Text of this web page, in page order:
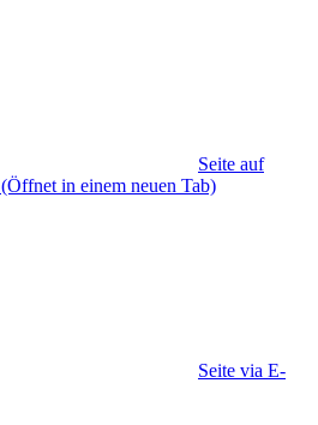
Seite auf
(Öffnet in einem neuen Tab)
Seite via E-